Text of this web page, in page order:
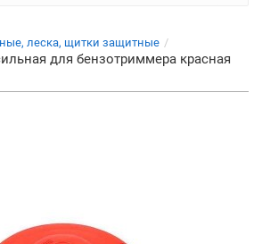
леска, щитки защитные
для бензотриммера красная